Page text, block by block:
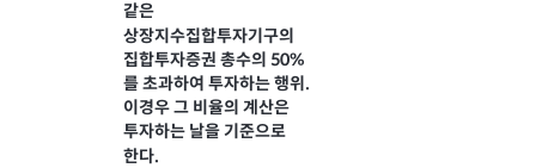
같은
상장지수집합투자기구의
집합투자증권 총수의 50%
를 초과하여 투자하는 행위.
이경우 그 비율의 계산은
투자하는 날을 기준으로
한다.